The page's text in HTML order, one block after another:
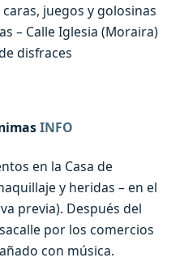
juegos y golosinas
– Calle Iglesia (Moraira)
disfraces
INFO
en la Casa de
y heridas – en el
previa). Después del
por los comercios
con música.